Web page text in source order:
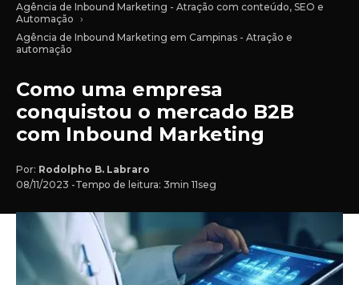
Agência de Inbound Marketing - Atração com conteúdo, SEO e
Automação
Agência de Inbound Marketing em Campinas - Atração e
automação
Como uma empresa
conquistou o mercado B2B
com Inbound Marketing
Por: Rodolpho B. Labraro
08/11/2023 -Tempo de leitura: 3min 11seg